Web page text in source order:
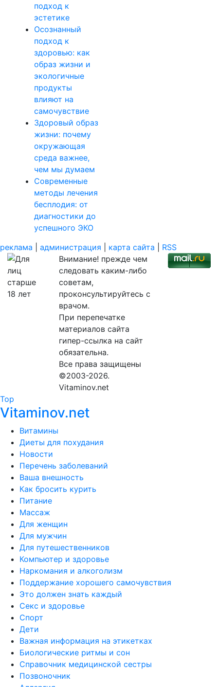
подход к
эстетике
Осознанный
подход к
здоровью: как
образ жизни и
экологичные
продукты
влияют на
самочувствие
Здоровый образ
жизни: почему
окружающая
среда важнее,
чем мы думаем
Современные
методы лечения
бесплодия: от
диагностики до
успешного ЭКО
реклама
администрация карта сайта
RSS
Внимание! прежде чем
следовать каким-либо
советам,
проконсультируйтесь с
врачом.
При перепечатке
материалов сайта
гипер-ссылка на сайт
обязательна.
Все права защищены
©2003-2026.
Vitaminov.net
Top
Vitaminov.net
Витамины
Диеты для похудания
Новости
Перечень заболеваний
Ваша внешность
Как бросить курить
Питание
Массаж
Для женщин
Для мужчин
Для путешественников
Компьютер и здоровье
Наркомания и алкоголизм
Поддержание хорошего самочувствия
Это должен знать каждый
Секс и здоровье
Спорт
Дети
Важная информация на этикетках
Биологические ритмы и сон
Справочник медицинской сестры
Позвоночник